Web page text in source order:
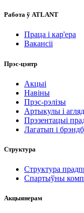
Работа ў ATLANT
Праца і кар'ера
Вакансіі
Прэс-цэнтр
Акцыі
Навіны
Прэс-рэлізы
Артыкулы і
Прэзентацыі
Лагатып і
Структура
Структура
Спартыўны
Акцыянерам